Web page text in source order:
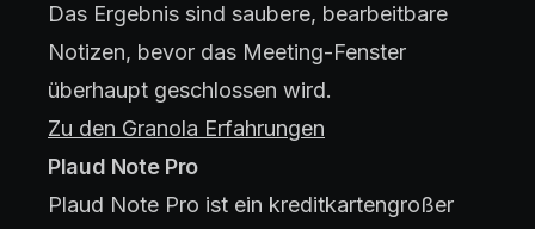
Das Ergebnis sind saubere, bearbeitbare
Notizen, bevor das Meeting-Fenster
überhaupt geschlossen wird.
Zu den Granola Erfahrungen
Plaud Note Pro
Plaud Note Pro ist ein kreditkartengroßer